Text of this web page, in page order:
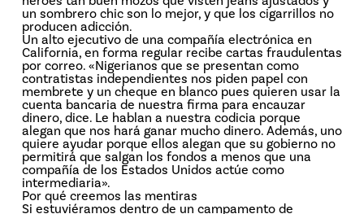
un sombrero chic son lo mejor, y que los cigarrillos no
producen adicción.
Un alto ejecutivo de una compañía electrónica en
California, en forma regular recibe cartas fraudulentas
por correo. «Nigerianos que se presentan como
contratistas independientes nos piden papel con
membrete y un cheque en blanco pues quieren usar la
cuenta bancaria de nuestra firma para encauzar
dinero, dice. Le hablan a nuestra codicia porque
alegan que nos hará ganar mucho dinero. Además, uno
quiere ayudar porque ellos alegan que su gobierno no
permitirá que salgan los fondos a menos que una
compañía de los Estados Unidos actúe como
intermediaria».
Por qué creemos las mentiras
Si estuviéramos dentro de un campamento de